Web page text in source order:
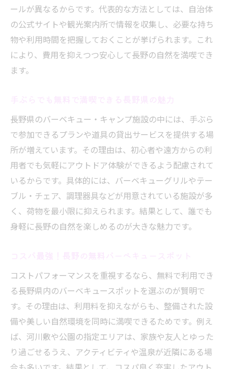
ールが異なるからです。代表的な方法としては、自治体
の公式サイトや観光案内所で情報を収集し、必要な持ち
物や利用時間を把握しておくことが挙げられます。これ
により、費用を抑えつつ安心して長野の自然を満喫でき
ます。
長野県のバーベキュー・キャンプ施設の中には、手ぶら
で参加できるプランや道具の貸出サービスを提供する場
所が増えています。その理由は、初心者や遠方からの利
用者でも気軽にアウトドア体験ができるよう配慮されて
いるからです。具体的には、バーベキューグリルやテー
ブル・チェア、調理器具などが用意されている施設が多
く、荷物を最小限に抑えられます。結果として、誰でも
身軽に長野の自然を楽しめるのが大きな魅力です。
コストパフォーマンスを重視するなら、無料で利用でき
る長野県内のバーベキュースポットを選ぶのが賢明で
す。その理由は、利用料を抑えながらも、整備された設
備や美しい自然環境を同時に満喫できるためです。例え
ば、河川敷や公園の指定エリアは、家族や友人とゆった
り過ごせるうえ、アクティビティや温泉が近隣にある場